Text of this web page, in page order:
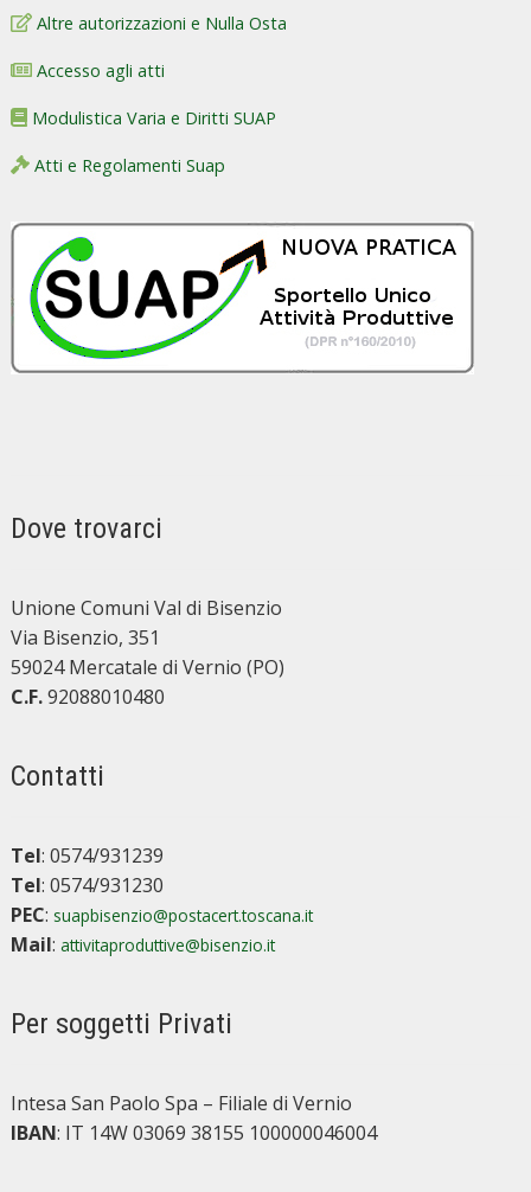
Altre autorizzazioni e Nulla Osta
Accesso agli atti
Modulistica Varia e Diritti SUAP
Atti e Regolamenti Suap
Dove trovarci
Unione Comuni Val di Bisenzio
Via Bisenzio, 351
59024 Mercatale di Vernio (PO)
C.F.92088010480
Contatti
Tel: 0574/931239
Tel: 0574/931230
PEC: suapbisenzio@postacert.toscana.it
Mail: attivitaproduttive@bisenzio.it
Per soggetti Privati
Intesa San Paolo Spa – Filiale di Vernio
IBAN: IT 14W 03069 38155 100000046004